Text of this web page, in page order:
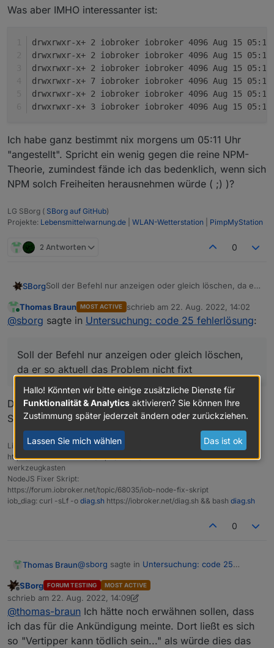
Was aber IMHO interessanter ist:
drwxrwxr-x+ 2 iobroker iobroker 4096 Aug 15
drwxrwxr-x+ 2 iobroker iobroker 4096 Aug 15
drwxrwxr-x+ 2 iobroker iobroker 4096 Aug 15
drwxrwxr-x+ 7 iobroker iobroker 4096 Aug 15
drwxrwxr-x+ 2 iobroker iobroker 4096 Aug 15
drwxrwxr-x+ 3 iobroker iobroker 4096 Aug 15
Ich habe ganz bestimmt nix morgens um 05:11 Uhr
"angestellt". Spricht ein wenig gegen die reine NPM-
Theorie, zumindest fände ich das bedenklich, wenn sich
NPM solch Freiheiten herausnehmen würde ( ;) )?
LG SBorg ( SBorg auf GitHub)
Projekte: Lebensmittelwarnung.de WLAN-Wetterstation PimpMyStation
2 Antworten 0
SBorgSoll der Befehl nur anzeigen oder gleich löschen, da er
@ apollon77Ich habe mal den Befehl a bisserl
modifiziert. Bei mir gibt es diese Tmp-Verzeichnisse
drwxrwxr-x+ 2 iobroker iobroker 4096 Aug 15
drwxrwxr-x+ 2 iobroker iobroker 4096 Aug 15
drwxrwxr-x+ 2 iobroker iobroker 4096 Aug 15
drwxrwxr-x+ 7 iobroker iobroker 4096 Aug 15
drwxrwxr-x+ 2 iobroker iobroker 4096 Aug 15
Ich habe ganz bestimmt nix morgens um 05:11 Uhr
"angestellt". Spricht ein wenig gegen die reine NPM-
Theorie, zumindest fände ich das bedenklich, wenn sich
NPM solch Freiheiten herausnehmen würde ( ;) )?
Online
Thomas Braun MOST ACTIVE schrieb am 22. Aug. 2022, 14:02
zuletzt editiert von
@sborg sagte in Untersuchung: code 25 fehlerlösung:
Soll der Befehl nur anzeigen oder gleich löschen,
da er so aktuell das Problem nicht fixt
Die Test-Version soll natürlich erstmal nur anzeigen.
Scharf wird's mitrm -rfstattecho.
Linux-Werkzeugkasten:
https://forum.iobroker.net/topic/42952/der-kleine-iobroker-linux-
werkzeugkasten
NodeJS Fixer Skript:
https://forum.iobroker.net/topic/68035/iob-node-fix-skript
iob_diag: curl -sLf -o diag.sh https://iobroker.net/diag.sh && bash diag.sh
0
Thomas Braun@sborg sagte in Untersuchung: code 25
Soll der Befehl nur anzeigen oder gleich
löschen, da er so aktuell das Problem nicht
fixt
Die Test-Version soll natürlich erstmal nur
anzeigen. Scharf wird's mitrm -rfstatt echo .
Offline
SBorg FORUM TESTING MOST ACTIVE
schrieb am 22. Aug. 2022, 14:09
zuletzt editiert von SBorg
@thomas-braun Ich hätte noch erwähnen sollen, dass
ich das für die Ankündigung meinte. Dort ließt es sich
so "Vertipper kann tödlich sein..." als würde dies das
Hallo! Könnten wir bitte einige zusätzliche Dienste für
Funktionalität & Analytics aktivieren? Sie können Ihre
Zustimmung später jederzeit ändern oder zurückziehen.
Lassen Sie mich wählen Das ist ok